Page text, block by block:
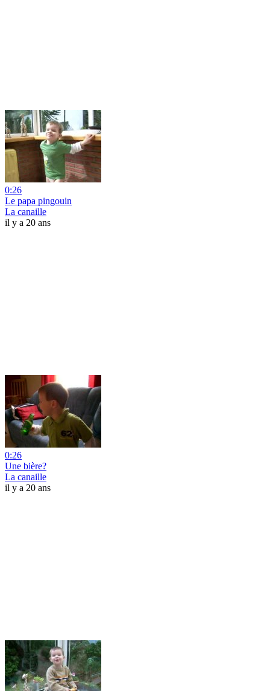
0:26
Le papa pingouin
La canaille
il y a 20 ans
0:26
Une bière?
La canaille
il y a 20 ans